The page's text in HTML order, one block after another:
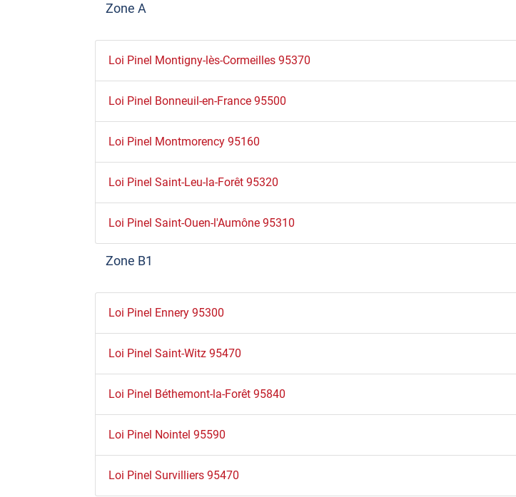
Zone A
Loi Pinel Montigny-lès-Cormeilles 95370
Loi Pinel Bonneuil-en-France 95500
Loi Pinel Montmorency 95160
Loi Pinel Saint-Leu-la-Forêt 95320
Loi Pinel Saint-Ouen-l'Aumône 95310
Zone B1
Loi Pinel Ennery 95300
Loi Pinel Saint-Witz 95470
Loi Pinel Béthemont-la-Forêt 95840
Loi Pinel Nointel 95590
Loi Pinel Survilliers 95470